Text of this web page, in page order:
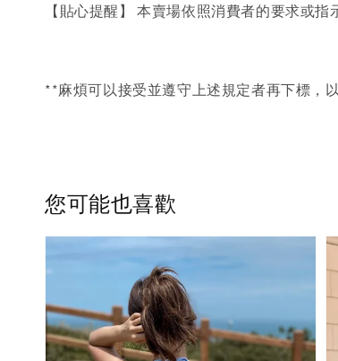
【貼心提醒】 本賣場依照消費者的要求或
**麻煩可以接受並遵守上述規定者再下標，
您可能也喜歡